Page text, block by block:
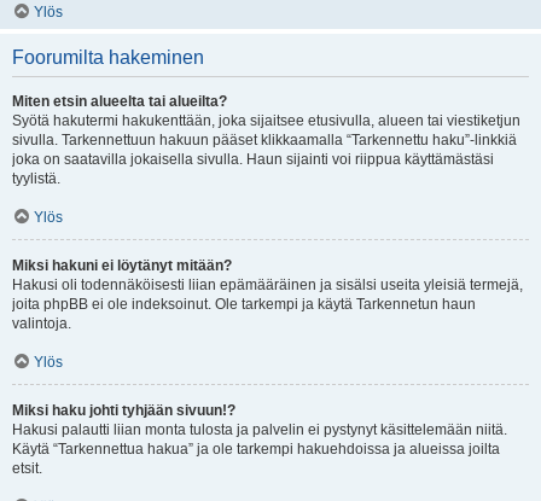
Ylös
Foorumilta hakeminen
Miten etsin alueelta tai alueilta?
Syötä hakutermi hakukenttään, joka sijaitsee etusivulla, alueen tai viestiketjun
sivulla. Tarkennettuun hakuun pääset klikkaamalla “Tarkennettu haku”-linkkiä
joka on saatavilla jokaisella sivulla. Haun sijainti voi riippua käyttämästäsi
tyylistä.
Ylös
Miksi hakuni ei löytänyt mitään?
Hakusi oli todennäköisesti liian epämääräinen ja sisälsi useita yleisiä termejä,
joita phpBB ei ole indeksoinut. Ole tarkempi ja käytä Tarkennetun haun
valintoja.
Ylös
Miksi haku johti tyhjään sivuun!?
Hakusi palautti liian monta tulosta ja palvelin ei pystynyt käsittelemään niitä.
Käytä “Tarkennettua hakua” ja ole tarkempi hakuehdoissa ja alueissa joilta
etsit.